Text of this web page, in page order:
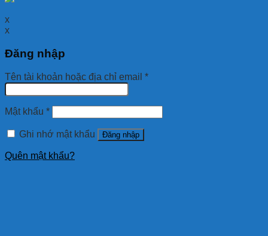
x
x
Đăng nhập
Tên tài khoản hoặc địa chỉ email *
Mật khẩu *
Ghi nhớ mật khẩu Đăng nhập
Quên mật khẩu?